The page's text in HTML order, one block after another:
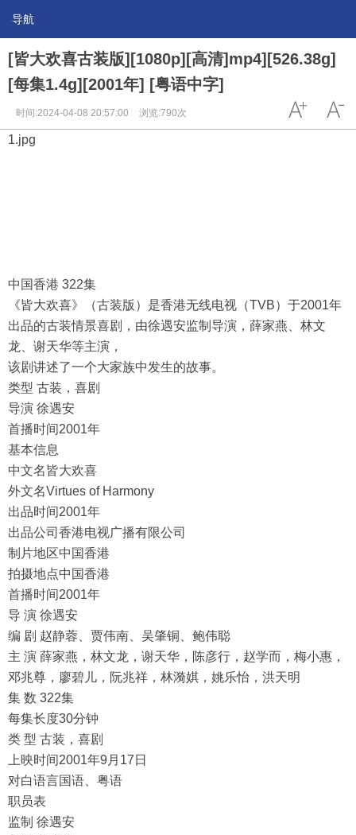
导航
[皆大欢喜古装版][1080p][高清]mp4][526.38g]
[每集1.4g][2001年] [粤语中字]
时间:2024-04-08 20:57:00 浏览:790次
1.jpg
中国香港 322集
《皆大欢喜》（古装版）是香港无线电视（TVB）于2001年
出品的古装情景喜剧，由徐遇安监制导演，薛家燕、林文
龙、谢天华等主演，
该剧讲述了一个大家族中发生的故事。
类型 古装，喜剧
导演 徐遇安
首播时间2001年
基本信息
中文名皆大欢喜
外文名Virtues of Harmony
出品时间2001年
出品公司香港电视广播有限公司
制片地区中国香港
拍摄地点中国香港
首播时间2001年
导 演 徐遇安
编 剧 赵静蓉、贾伟南、吴肇铜、鲍伟聪
主 演 薛家燕，林文龙，谢天华，陈彦行，赵学而，梅小惠，
邓兆尊，廖碧儿，阮兆祥，林漪娸，姚乐怡，洪天明
集 数 322集
每集长度30分钟
类 型 古装，喜剧
上映时间2001年9月17日
对白语言国语、粤语
职员表
监制 徐遇安